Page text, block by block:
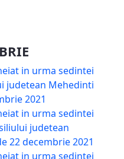
in urma sedintei
judetean Mehedinti
2021
in urma sedintei
judetean
22 decembrie 2021
in urma sedintei